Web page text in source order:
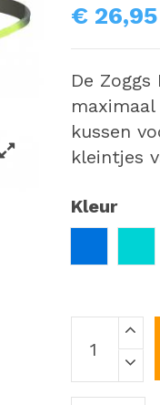
€ 26,95
De
kussen
kleintjes
Kleur